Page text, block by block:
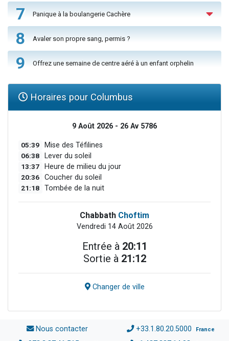
7 Panique à la boulangerie Cachère
8 Avaler son propre sang, permis ?
9 Offrez une semaine de centre aéré à un enfant orphelin
Horaires pour Columbus
9 Août 2026 - 26 Av 5786
05:39 Mise des Téfilines
06:38 Lever du soleil
13:37 Heure de milieu du jour
20:36 Coucher du soleil
21:18 Tombée de la nuit
Chabbath Choftim
Vendredi 14 Août 2026
Entrée à 20:11
Sortie à 21:12
Changer de ville
Nous contacter +33.1.80.20.5000 France